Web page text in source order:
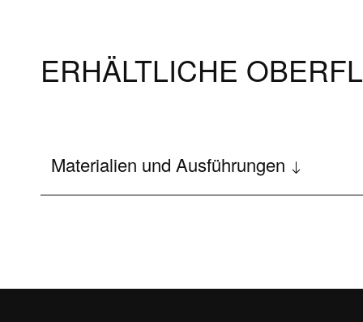
Duschsäulen
Ergänzungselemente
Sonderzubehör
ERHÄLTLICHE
Materialien und Ausführungen